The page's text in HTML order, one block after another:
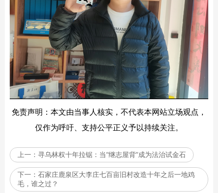
免责声明：本文由当事人核实，不代表本网站立场观点，
仅作为呼吁、支持公平正义予以持续关注。
上一： 寻乌林权十年拉锯：当“继志屋背”成为法治试金石
下一： 石家庄鹿泉区大李庄七百亩旧村改造十年之后一地鸡
毛，谁之过？